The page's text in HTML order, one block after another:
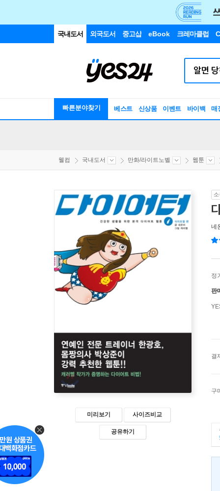
국내도서 외국도서 중고샵 eBook 크레마클럽
빠른분야찾기 베스트 신상품 이벤트 바이백 매
웰컴 국내도서 만화/라이트노벨 웹툰
미리보기 사이즈비교
공유하기
네
정
판
결
구